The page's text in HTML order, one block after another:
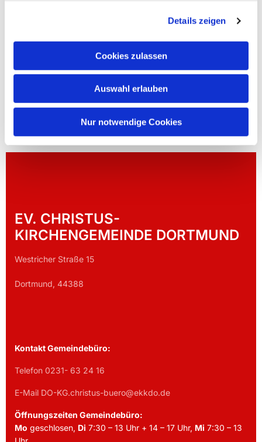
Details zeigen
Cookies zulassen
Auswahl erlauben
Nur notwendige Cookies
EV. CHRISTUS-
KIRCHENGEMEINDE DORTMUND
Westricher Straße 15
Dortmund, 44388
Kontakt Gemeindebüro:
Telefon 0231- 63 24 16
E-Mail DO-KG.christus-buero@ekkdo.de
Öffnungszeiten Gemeindebüro:
Mo geschlosen, Di 7:30 – 13 Uhr + 14 – 17 Uhr, Mi 7:30 – 13